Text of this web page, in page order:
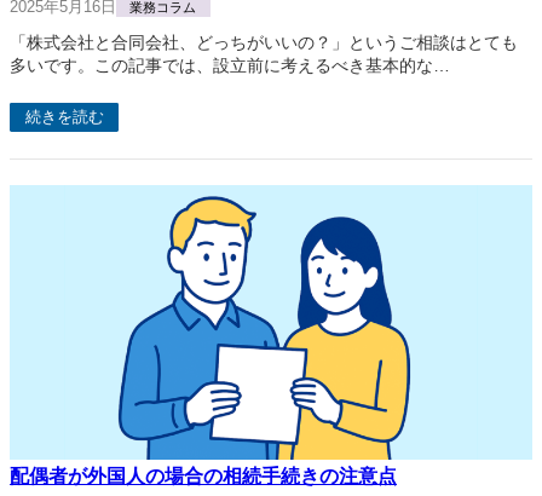
2025年5月16日 業務コラム
「株式会社と合同会社、どっちがいいの？」というご相談はとても
多いです。この記事では、設立前に考えるべき基本的な…
続きを読む
配偶者が外国人の場合の相続手続きの注意点